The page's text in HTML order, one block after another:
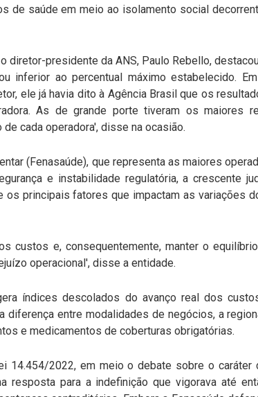
de saúde em meio ao isolamento social
diretor-presidente da ANS, Paulo Rebello,
inferior ao percentual máximo estabelecido.
ele já havia dito à Agência Brasil que os
As de grande porte tiveram os maiores
cada operadora', disse na ocasião.
(Fenasaúde), que representa as maiores
e instabilidade regulatória, a crescente
principais fatores que impactam as variações
custos e, consequentemente, manter o
operacional', disse a entidade.
índices descolados do avanço real dos
diferença entre modalidades de negócios, a
e medicamentos de coberturas obrigatórias.
14.454/2022, em meio o debate sobre o
resposta para a indefinição que vigorava até